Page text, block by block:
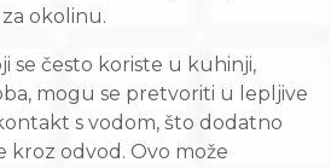
okolinu.
se često koriste u kuhinji,
mogu se pretvoriti u lepljive
s vodom, što dodatno
kroz odvod. Ovo može